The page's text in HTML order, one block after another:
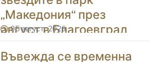
„Македония“ през
август в Благоевград
icon
05 август, 2026
Въвежда се временна